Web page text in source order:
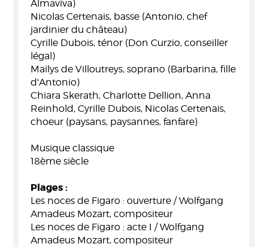
Almaviva)
Nicolas Certenais, basse (Antonio, chef
jardinier du château)
Cyrille Dubois, ténor (Don Curzio, conseiller
légal)
Maïlys de Villoutreys, soprano (Barbarina, fille
d'Antonio)
Chiara Skerath, Charlotte Dellion, Anna
Reinhold, Cyrille Dubois, Nicolas Certenais,
choeur (paysans, paysannes, fanfare)
Musique classique
18ème siècle
Plages :
Les noces de Figaro : ouverture / Wolfgang
Amadeus Mozart, compositeur
Les noces de Figaro : acte I / Wolfgang
Amadeus Mozart, compositeur